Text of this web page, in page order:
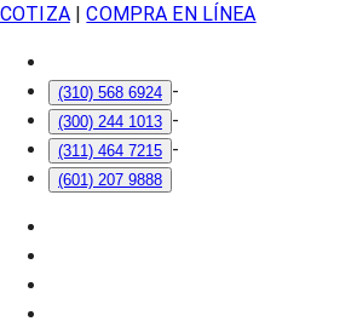
COTIZA| COMPRA EN LÍNEA
(310) 568 6924 -
(300) 244 1013 -
(311) 464 7215 -
(601) 207 9888